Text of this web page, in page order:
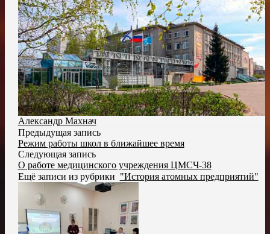
Александр Махнач
Предыдущая запись
Режим работы школ в ближайшее время
Следующая запись
О работе медицинского учреждения ЦМСЧ-38
Ещё записи из рубрики "История атомных предприятий"